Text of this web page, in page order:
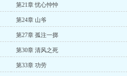
第21章 忧心忡忡
第24章 山爷
第27章 孤注一掷
第30章 清风之死
第33章 功劳